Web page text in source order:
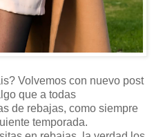
Volvemos con nuevo post
que a todas
de rebajas, como siempre
temporada.